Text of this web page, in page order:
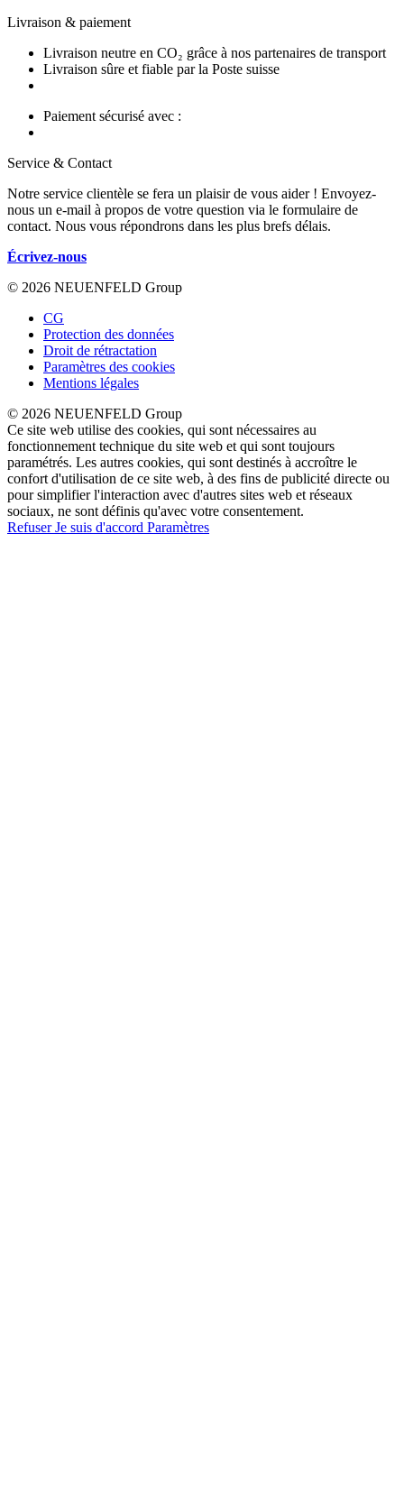
Livraison & paiement
Livraison neutre en CO₂ grâce à nos partenaires de transport
Livraison sûre et fiable par la Poste suisse
Paiement sécurisé avec :
Service & Contact
Notre service clientèle se fera un plaisir de vous aider ! Envoyez-
nous un e-mail à propos de votre question via le formulaire de
contact. Nous vous répondrons dans les plus brefs délais.
Écrivez-nous
© 2026 NEUENFELD Group
CG
Protection des données
Droit de rétractation
Paramètres des cookies
Mentions légales
© 2026 NEUENFELD Group
Ce site web utilise des cookies, qui sont nécessaires au
fonctionnement technique du site web et qui sont toujours
paramétrés. Les autres cookies, qui sont destinés à accroître le
confort d'utilisation de ce site web, à des fins de publicité directe ou
pour simplifier l'interaction avec d'autres sites web et réseaux
sociaux, ne sont définis qu'avec votre consentement.
RefuserJe suis d'accord Paramètres